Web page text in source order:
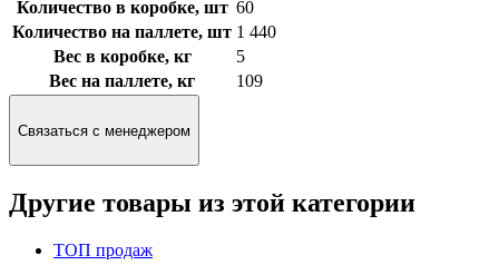
Количество в коробке, шт 60
Количество на паллете, шт 1 440
Вес в коробке, кг
5
Вес на паллете, кг
109
Связаться с менеджером
Другие товары из этой категории
ТОП продаж